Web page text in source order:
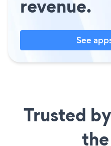
revenue.
See
Trusted